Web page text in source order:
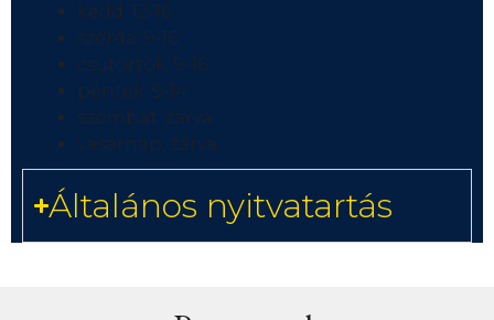
kedd: 12-16
szerda: 9-16
csütörtök: 9-16
péntek: 9-14
szombat: zárva
vasárnap: zárva
Általános nyitvatartás